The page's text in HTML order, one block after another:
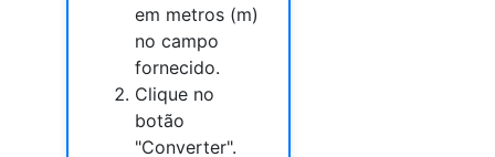
em metros (m)
no campo
fornecido.
Clique no
botão
"Converter".